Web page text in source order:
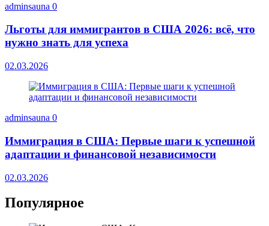
adminsauna 0
Льготы для иммигрантов в США 2026: всё, что
нужно знать для успеха
02.03.2026
adminsauna 0
Иммиграция в США: Первые шаги к успешной
адаптации и финансовой независимости
02.03.2026
Популярное